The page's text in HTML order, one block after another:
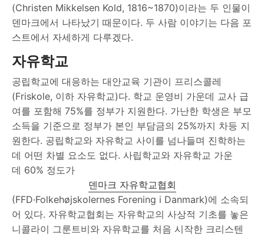
(Christen Mikkelsen Kold, 1816~1870)이라는 두 인물이
덴마크에서 나타났기 때문이다. 두 사람 이야기는 다음 포
스트에서 자세하게 다루겠다.
자유학교
공립학교에 대응하는 대안교육 기관이 프리스콜레
(Friskole, 이하 자유학교)다. 학교 운영비 가운데 교사 급
여를 포함해 75%를 정부가 지원한다. 가난한 학생은 부모
소득을 기준으로 정부가 본인 부담금의 25%까지 차등 지
원한다. 공립학교와 자유학교 사이를 넘나들며 진학하는
데 어떤 차별 요소도 없다. 사립학교와 자유학교 가운
데 60% 정도가
덴마크 자유학교협회
(FFD·Folkehøjskolernes Forening i Danmark)에 소속되
어 있다. 자유학교협회는 자유학교의 사상적 기초를 놓은
니콜라이 그룬트비와 자유학교를 처음 시작한 크리스텐